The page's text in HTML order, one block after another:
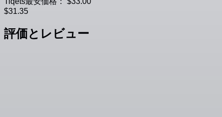
$31.35
評価とレビュー